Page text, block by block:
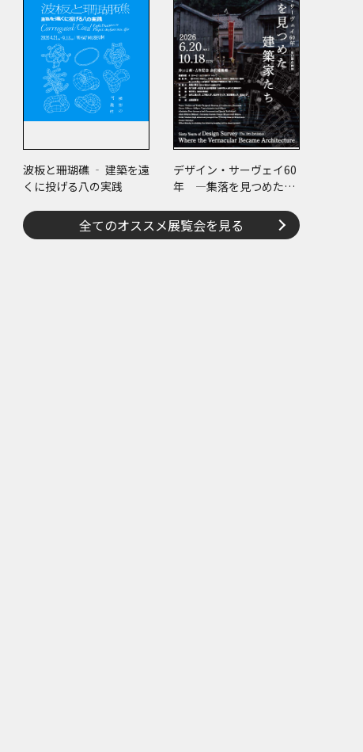
波板と珊瑚礁 ‐ 建築を遠
くに投げる八の実践
デザイン・サーヴェイ60
年 ―集落を見つめた建
全てのオススメ展覧会を見る